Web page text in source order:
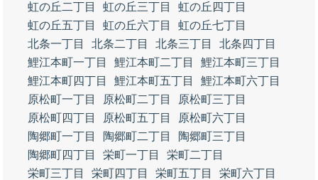
虹の丘二丁目
虹の丘三丁目
虹の丘四丁目
虹の丘五丁目
虹の丘六丁目
虹の丘七丁目
北条一丁目
北条二丁目 北条三丁目
北条四丁目
鯉江本町一丁目
鯉江本町二丁目
鯉江本町三丁目
鯉江本町四丁目
鯉江本町五丁目
鯉江本町六丁目
原松町一丁目
原松町二丁目
原松町三丁目
原松町四丁目
原松町五丁目
原松町六丁目
陶郷町一丁目
陶郷町二丁目
陶郷町三丁目
陶郷町四丁目
栄町一丁目
栄町二丁目
栄町三丁目
栄町四丁目 栄町五丁目
栄町六丁目